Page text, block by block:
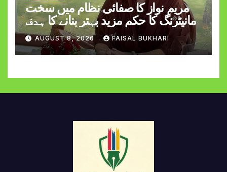
مریم نواز کا صفائی نظام میں سخت
مانیٹرنگ کا حکم مزید بہتر بنانے کا ہدف
AUGUST 8, 2026 FAISAL BUKHARI